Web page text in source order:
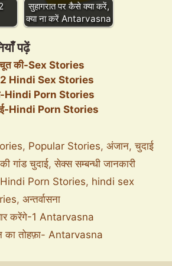
सुहागरात पर कैसे क्या करें,
क्या ना करें Antarvasna
पढ़ें
चूत की-Sex Stories
2 Hindi Sex Stories
Hindi Porn Stories
Hindi Porn Stories
, Popular Stories,अंजान,चुदाई
गांड चुदाई,सेक्स सम्बन्धी जानकारी
Hindi Porn Stories, hindi sex
, अन्तर्वासना
करेंगे-1 Antarvasna
का तोहफ़ा- Antarvasna